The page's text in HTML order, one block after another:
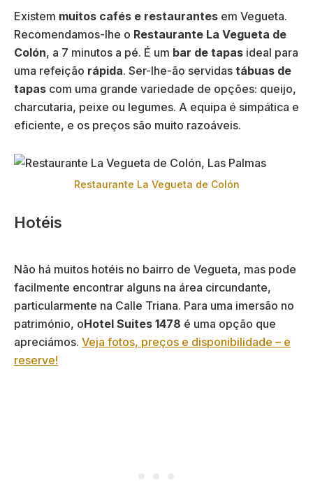
Existem muitos cafés e restaurantes em Vegueta.
Recomendamos-lhe o Restaurante La Vegueta de
Colón, a 7 minutos a pé. É um bar de tapas ideal para
uma refeição rápida. Ser-lhe-ão servidas tábuas de
tapas com uma grande variedade de opções: queijo,
charcutaria, peixe ou legumes. A equipa é simpática e
eficiente, e os preços são muito razoáveis.
Restaurante La Vegueta de Colón
Hotéis
Não há muitos hotéis no bairro de Vegueta, mas pode
facilmente encontrar alguns na área circundante,
particularmente na Calle Triana. Para uma imersão no
património, oHotel Suites 1478 é uma opção que
apreciámos. Veja fotos, preços e disponibilidade – e
reserve!